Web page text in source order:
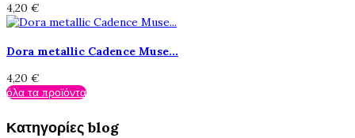
4,20 €
Dora metallic Cadence Muse...
4,20 €
όλα τα προϊόντα
Κατηγορίες blog